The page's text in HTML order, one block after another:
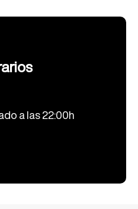
a las 22:00h